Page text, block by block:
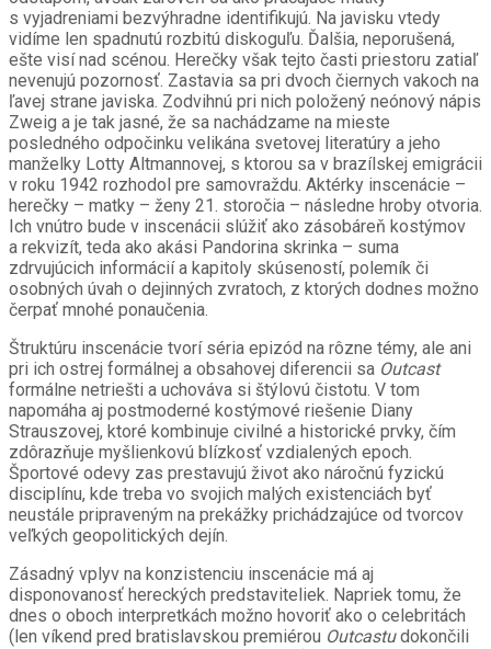
s vyjadreniami bezvýhradne identifikujú. Na javisku vtedy
vidíme len spadnutú rozbitú diskoguľu. Ďalšia, neporušená,
ešte visí nad scénou. Herečky však tejto časti priestoru zatiaľ
nevenujú pozornosť. Zastavia sa pri dvoch čiernych vakoch na
ľavej strane javiska. Zodvihnú pri nich položený neónový nápis
Zweig a je tak jasné, že sa nachádzame na mieste
posledného odpočinku velikána svetovej literatúry a jeho
manželky Lotty Altmannovej, s ktorou sa v brazílskej emigrácii
v roku 1942 rozhodol pre samovraždu. Aktérky inscenácie –
herečky – matky – ženy 21. storočia – následne hroby otvoria.
Ich vnútro bude v inscenácii slúžiť ako zásobáreň kostýmov
a rekvizít, teda ako akási Pandorina skrinka – suma
zdrvujúcich informácií a kapitoly skúseností, polemík či
osobných úvah o dejinných zvratoch, z ktorých dodnes možno
čerpať mnohé ponaučenia.
Štruktúru inscenácie tvorí séria epizód na rôzne témy, ale ani
pri ich ostrej formálnej a obsahovej diferencii sa Outcast
formálne netriešti a uchováva si štýlovú čistotu. V tom
napomáha aj postmoderné kostýmové riešenie Diany
Strauszovej, ktoré kombinuje civilné a historické prvky, čím
zdôrazňuje myšlienkovú blízkosť vzdialených epoch.
Športové odevy zas prestavujú život ako náročnú fyzickú
disciplínu, kde treba vo svojich malých existenciách byť
neustále pripraveným na prekážky prichádzajúce od tvorcov
veľkých geopolitických dejín.
Zásadný vplyv na konzistenciu inscenácie má aj
disponovanosť hereckých predstaviteliek. Napriek tomu, že
dnes o oboch interpretkách možno hovoriť ako o celebritách
(len víkend pred bratislavskou premiérou Outcastudokončili